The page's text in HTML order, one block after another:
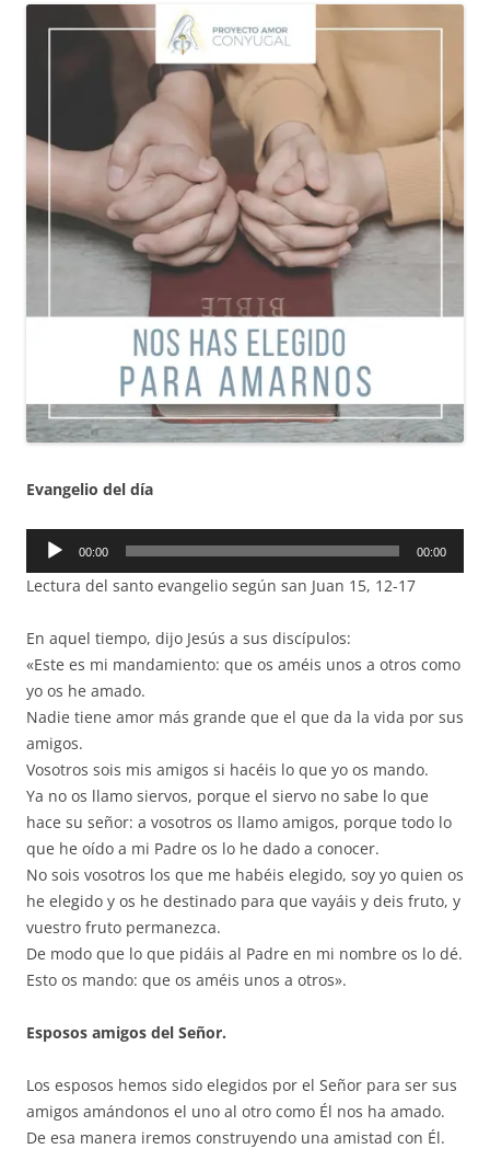
Evangelio del día
Reproductor
audio
00:00 00:00
Lectura del santo evangelio según san Juan 15, 12-17
En aquel tiempo, dijo Jesús a sus discípulos:
«Este es mi mandamiento: que os améis unos a otros como
yo os he amado.
Nadie tiene amor más grande que el que da la vida por sus
amigos.
Vosotros sois mis amigos si hacéis lo que yo os mando.
Ya no os llamo siervos, porque el siervo no sabe lo que
hace su señor: a vosotros os llamo amigos, porque todo lo
que he oído a mi Padre os lo he dado a conocer.
No sois vosotros los que me habéis elegido, soy yo quien os
he elegido y os he destinado para que vayáis y deis fruto, y
vuestro fruto permanezca.
De modo que lo que pidáis al Padre en mi nombre os lo dé.
Esto os mando: que os améis unos a otros».
Esposos amigos del Señor.
Los esposos hemos sido elegidos por el Señor para ser sus
amigos amándonos el uno al otro como Él nos ha amado.
De esa manera iremos construyendo una amistad con Él.